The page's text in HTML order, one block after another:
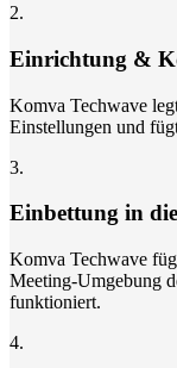
2.
Einrichtung &
Komva Techwave
Einstellungen und
3.
Einbettung in
Komva Techwave
Meeting-Umgebung
funktioniert.
4.